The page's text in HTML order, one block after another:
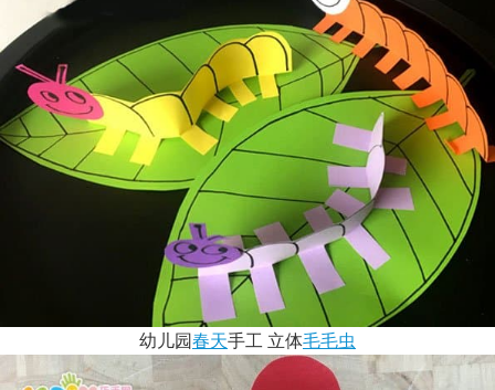
幼儿园春天手工 立体毛毛虫